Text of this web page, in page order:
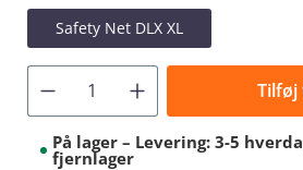
Safety Net DLX XL
Tilføj
På lager – Levering: 3-5
fjernlager